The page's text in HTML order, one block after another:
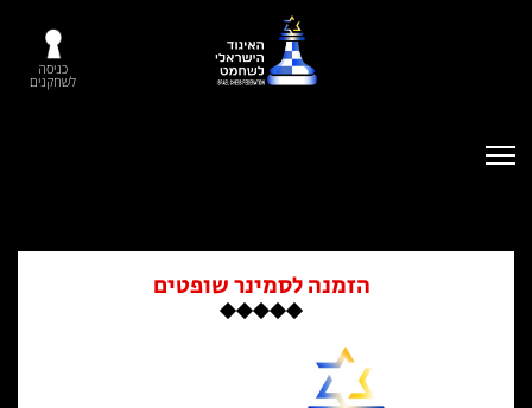
כניסה
לשחקנים
הזמנה לסמינר שופטים